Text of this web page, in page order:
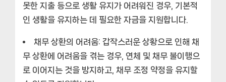
못한 지출 등으로 생활 유지가 어려워진 경우, 기본적
인 생활을 유지하는 데 필요한 자금을 지원합니다.
채무 상환의 어려움: 갑작스러운 상황으로 인해 채
무 상환에 어려움을 겪는 경우, 연체 및 채무 불이행으
로 이어지는 것을 방지하고, 채무 조정 약정을 유지할